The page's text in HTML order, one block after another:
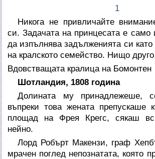
1
Никога не привличайте
си. Задачата на принцесата е само
да изпълнява задълженията си като
на кралското семейство. Нищо
Вдовстващата кралица на Бомонтен
Шотландия, 1808 година
Долината му принадлежеше,
въпреки това жената препускаше
площад на Фрея Крегс, сякаш
нейно.
Лорд Робърт Макензи, граф
мрачен поглед непознатата, която